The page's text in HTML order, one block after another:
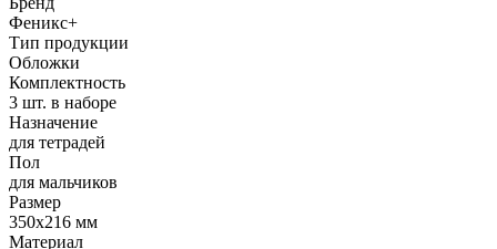
Феникс+
Тип продукции
Обложки
Комплектность
3 шт. в наборе
Назначение
для тетрадей
Пол
для мальчиков
Размер
350х216 мм
Материал